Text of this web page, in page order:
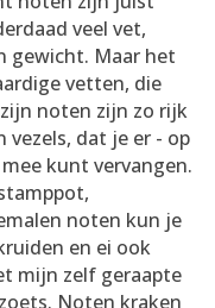
veel vet,
gewicht. Maar het
vetten, die
noten zijn zo rijk
vezels, dat je er - op
kunt vervangen.
noten kun je
en ei ook
mijn zelf geraapte
Noten kraken